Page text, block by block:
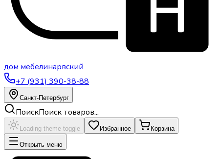
дом мебелинарвский
+7 (931) 390-38-88
Санкт-Петербург
ПоискПоиск товаров...
Loading theme toggle Избранное Корзина
Открыть меню